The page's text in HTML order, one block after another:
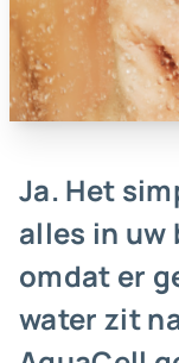
Ja. Het
alles in
omdat er
water zit